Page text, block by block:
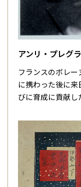
アンリ・プレグ
フランスのボレ
に携わった後に
びに育成に貢献し